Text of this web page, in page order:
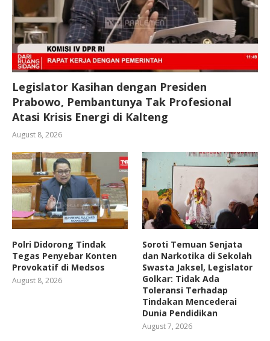
Legislator Kasihan dengan Presiden
Prabowo, Pembantunya Tak Profesional
Atasi Krisis Energi di Kalteng
August 8, 2026
Polri Didorong Tindak
Tegas Penyebar Konten
Provokatif di Medsos
August 8, 2026
Soroti Temuan Senjata
dan Narkotika di Sekolah
Swasta Jaksel, Legislator
Golkar: Tidak Ada
Toleransi Terhadap
Tindakan Mencederai
Dunia Pendidikan
August 7, 2026